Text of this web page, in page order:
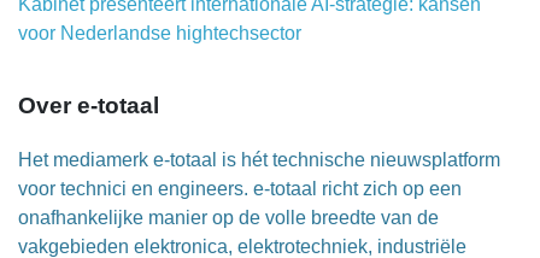
Kabinet presenteert internationale AI-strategie: kansen
voor Nederlandse hightechsector
Over e-totaal
Het mediamerk e-totaal is hét technische nieuwsplatform
voor technici en engineers. e-totaal richt zich op een
onafhankelijke manier op de volle breedte van de
vakgebieden elektronica, elektrotechniek, industriële